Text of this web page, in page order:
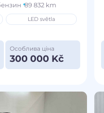
89 832 km
LED světla
Особлива ціна
300 000 Kč